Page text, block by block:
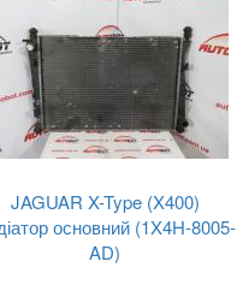
JAGUAR X-Type (X400)
основний (1X4H-8005-
AD)